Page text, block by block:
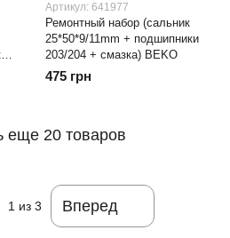
Артикул: 641977
Ремонтный набор (сальник
25*50*9/11mm + подшипники
203/204 + смазка) BEKO
475 грн
еще 20 товаров
1 из 3 Вперед